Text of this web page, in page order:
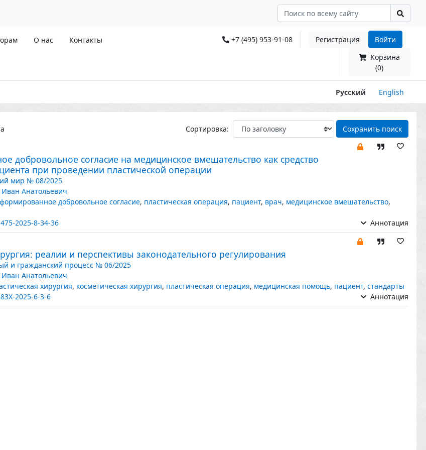
О нас Контакты +7 (495) 953-91-08 Регистрация
Войти
Корзина
(0)
Русский English
Сортировка: Сохранить поиск
добровольное согласие на медицинское вмешательство как средство
при проведении пластической операции
мир № 08/2025
Анатольевич
добровольное согласие, пластическая операция, пациент, врач, медицинское вмешательство,
2025-8-34-36 Аннотация
реалии и перспективы законодательного регулирования
и гражданский процесс № 06/2025
Анатольевич
хирургия, косметическая хирургия, пластическая операция, медицинская помощь, пациент, стандарты
2025-6-3-6 Аннотация